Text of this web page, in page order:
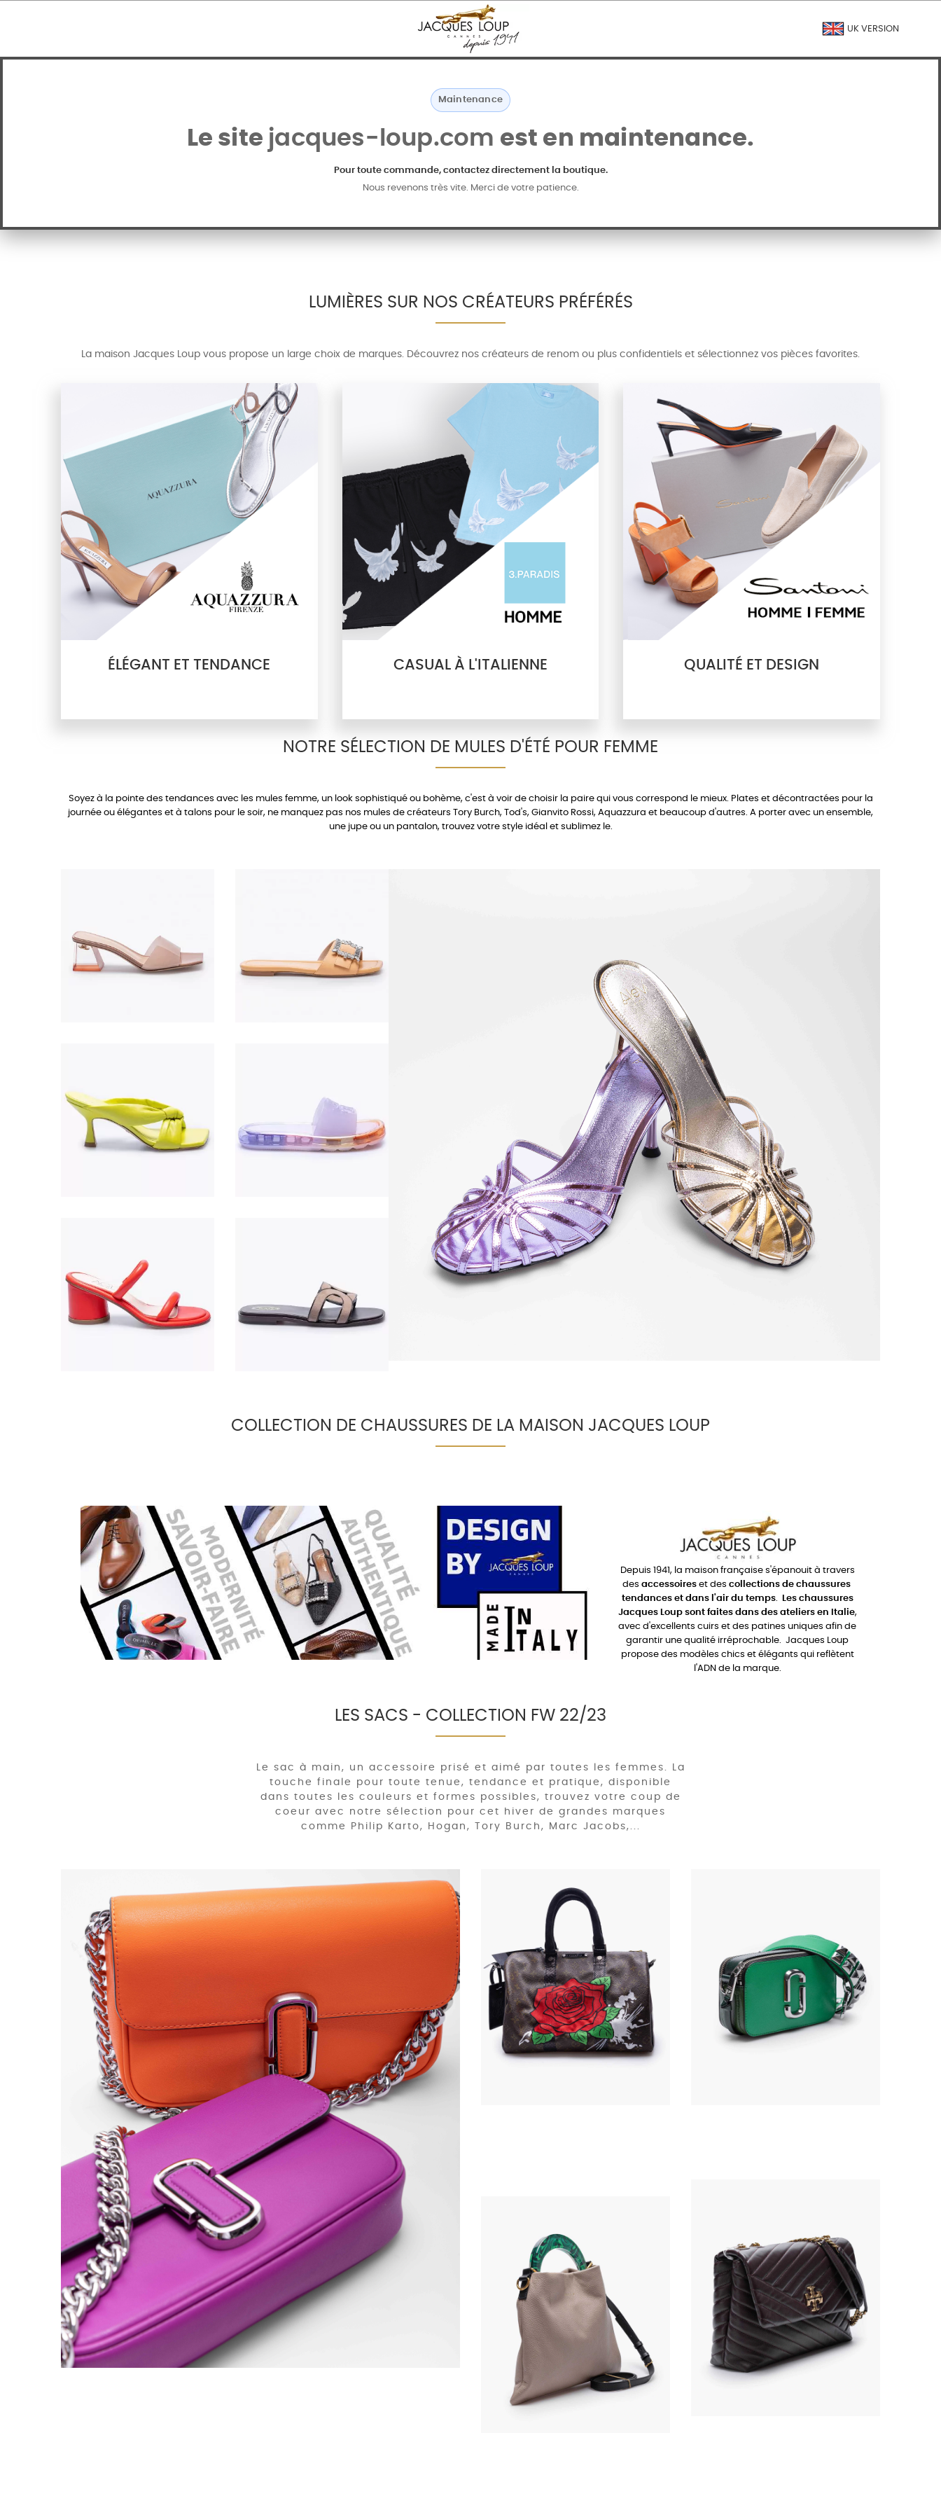
UK VERSION
Maintenance
Le site jacques-loup.com est en maintenance.
Pour toute commande, contactez directement la boutique.
Nous revenons très vite. Merci de votre patience.
LUMIÈRES SUR NOS CRÉATEURS PRÉFÉRÉS
La maison Jacques Loup vous propose un large choix de marques. Découvrez nos créateurs de renom ou plus confidentiels et sélectionnez vos pièces favorites.
ÉLÉGANT ET TENDANCE CASUAL À L'ITALIENNE QUALITÉ ET DESIGN
NOTRE SÉLECTION DE MULES D'ÉTÉ POUR FEMME
Soyez à la pointe des tendances avec les mules femme, un look sophistiqué ou bohème, c'est à voir de choisir la paire qui vous correspond le mieux. Plates et décontractées pour la
journée ou élégantes et à talons pour le soir, ne manquez pas nos mules de créateurs Tory Burch, Tod's, Gianvito Rossi, Aquazzura et beaucoup d'autres. A porter avec un ensemble,
une jupeou un pantalon, trouvez votre style idéal et sublimez le.
690,00 € 350,00 €
475,00 € 195,00 €
380,00 € 550,00 €
COLLECTION DE CHAUSSURES DE LA MAISON JACQUES LOUP
Depuis 1941, la maison française s'épanouit à travers
des accessoires et des collections de chaussures
tendances et dans l'air du temps.
Les chaussures
Jacques Loup sont faites dans des ateliers en Italie,
avec d'excellents cuirs et des patines uniques afin de
garantir une qualité irréprochable.Jacques Loup
propose des modèles chics et élégants qui reflètent
l'ADN de la marque.
LES SACS - COLLECTION FW 22/23
Le sac à main, un accessoire prisé et aimé par toutes les femmes. La
touche finale pour toute tenue, tendance et pratique, disponible
dans toutes les couleurs et formes possibles, trouvez votre coup de
coeur avec notre sélection pour cet hiver de grandes marques
comme Philip Karto, Hogan, Tory Burch, Marc Jacobs,...